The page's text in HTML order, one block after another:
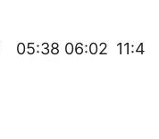
05:38 06:02 11:46